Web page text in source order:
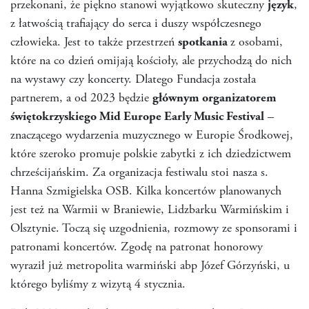
przekonani, że piękno stanowi wyjątkowo skuteczny język,
z łatwością trafiający do serca i duszy współczesnego
człowieka. Jest to także przestrzeń spotkania z osobami,
które na co dzień omijają kościoły, ale przychodzą do nich
na wystawy czy koncerty. Dlatego Fundacja została
partnerem, a od 2023 będzie głównym organizatorem
świętokrzyskiego Mid Europe Early Music Festival –
znaczącego wydarzenia muzycznego w Europie Środkowej,
które szeroko promuje polskie zabytki z ich dziedzictwem
chrześcijańskim. Za organizacja festiwalu stoi nasza s.
Hanna Szmigielska OSB. Kilka koncertów planowanych
jest też na Warmii w Braniewie, Lidzbarku Warmińskim i
Olsztynie. Toczą się uzgodnienia, rozmowy ze sponsorami i
patronami koncertów. Zgodę na patronat honorowy
wyraził już metropolita warmiński abp Józef Górzyński, u
którego byliśmy z wizytą 4 stycznia.